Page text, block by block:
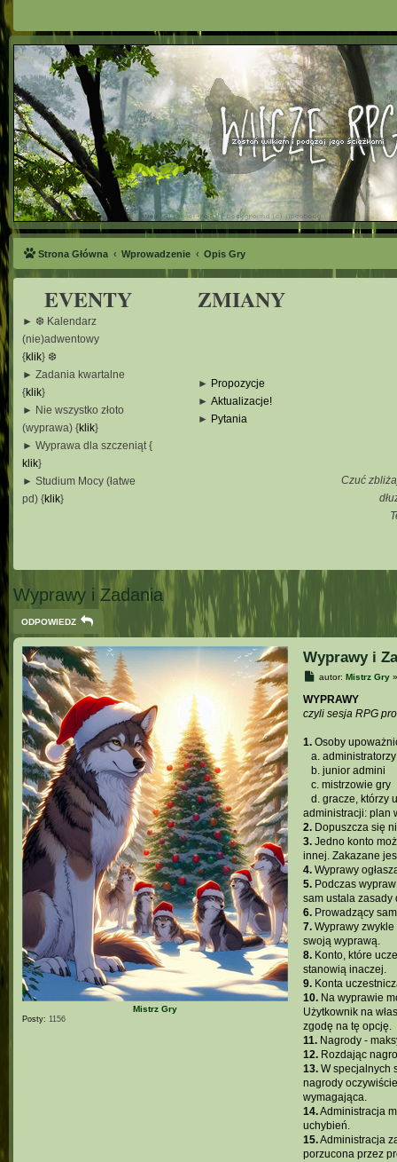
Strona Główna Wprowadzenie Opis Gry
EVENTY ZMIANY
► ❆ Kalendarz
(nie)adwentowy
{klik} ❆
► Zadania kwartalne
{klik}
► Nie wszystko złoto
(wyprawa) {klik}
► Wyprawa dla szczeniąt {
klik}
► Studium Mocy (łatwe
pd) {klik}
► Propozycje
► Aktualizacje!
► Pytania
Czuć
Wyprawy i Zadania
ODPOWIEDZ
Mistrz Gry
Posty: 1156
Wyprawy i
P
s
autor:Mistrz Gry
WYPRAWY
czyli sesja RPG
1.Osoby
a. administratorzy
b. junior admini
c. mistrzowie gry
d. gracze, którzy
administracji: plan
2.Dopuszcza się
3.Jedno konto
innej. Zakazane
4.Wyprawy
5.Podczas wypraw
sam ustala zasady
6.Prowadzący
7.Wyprawy zwykle
swoją wyprawą.
8.Konto, które
stanowią inaczej.
9.Konta
10.Na wyprawie
Użytkownik na
zgodę na tę opcję.
11.Nagrody -
12.Rozdając
13.W specjalnych
nagrody
wymagająca.
14.Administracja
uchybień.
15.Administracja
porzucona przez